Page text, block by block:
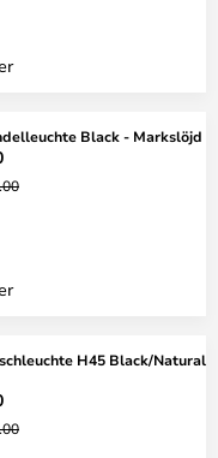
Black - Markslöjd
H45 Black/Natural